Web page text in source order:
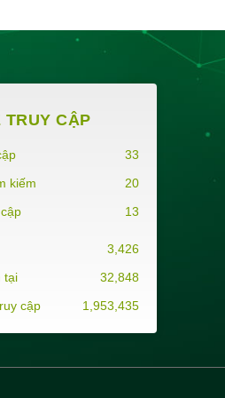
06/2025
TRUY CẬP
33
kiếm
20
13
3,426
tại
32,848
cập
1,953,435